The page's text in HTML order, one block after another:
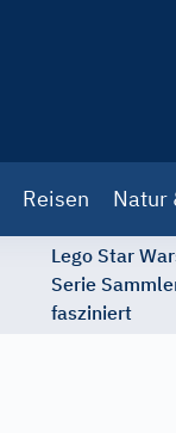
Reisen Natur
Lego Star
Serie
fasziniert